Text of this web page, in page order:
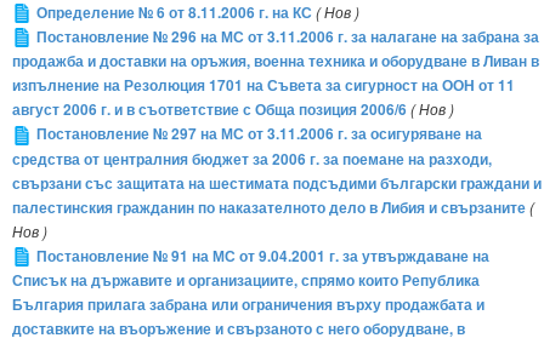
Определение № 6 от 8.11.2006 г. на КС ( Нов )
Постановление № 296 на МС от 3.11.2006 г. за налагане на забрана за
продажба и доставки на оръжия, военна техника и оборудване в Ливан в
изпълнение на Резолюция 1701 на Съвета за сигурност на ООН от 11
август 2006 г. и в съответствие с Обща позиция 2006/6 ( Нов )
Постановление № 297 на МС от 3.11.2006 г. за осигуряване на
средства от централния бюджет за 2006 г. за поемане на разходи,
свързани със защитата на шестимата подсъдими български граждани и
палестинския гражданин по наказателното дело в Либия и свързаните(
Нов )
Постановление № 91 на МС от 9.04.2001 г. за утвърждаване на
Списък на държавите и организациите, спрямо които Република
България прилага забрана или ограничения върху продажбата и
доставките на въоръжение и свързаното с него оборудване, в